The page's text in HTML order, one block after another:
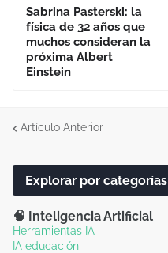
Sabrina Pasterski: la
física de 32 años que
muchos consideran la
próxima Albert
Einstein
Artículo Anterior
Explorar por categorías
🧠 Inteligencia Artificial
Herramientas IA
IA educación